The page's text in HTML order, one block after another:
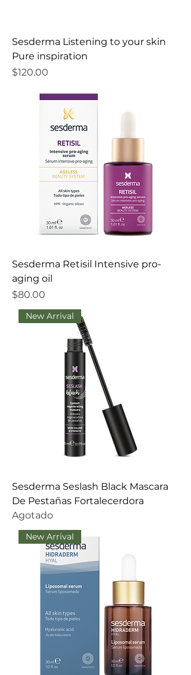
Sesderma Listening to your skin
Pure inspiration
Precio
$120.00
Sesderma Retisil Intensive pro-
aging oil
Precio
$80.00
New Arrival
Sesderma Seslash Black Mascara
De Pestañas Fortalecerdora
Agotado
New Arrival